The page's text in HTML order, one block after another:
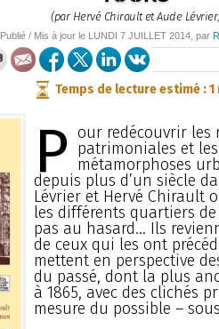
(par Hervé Chirault et Aude
Publié / Mis à jour le LUNDI 7 JUILLET 2014 , par
Temps de lecture estimé : 1
P our redécouvrir les
patrimoniales et les
métamorphoses
depuis plus d’un siècle
Lévrier et Hervé Chirault
les différents quartiers
pas au hasard… Ils
de ceux qui les ont
mettent en perspective
du passé, dont la plus
à 1865, avec des clichés
mesure du possible –